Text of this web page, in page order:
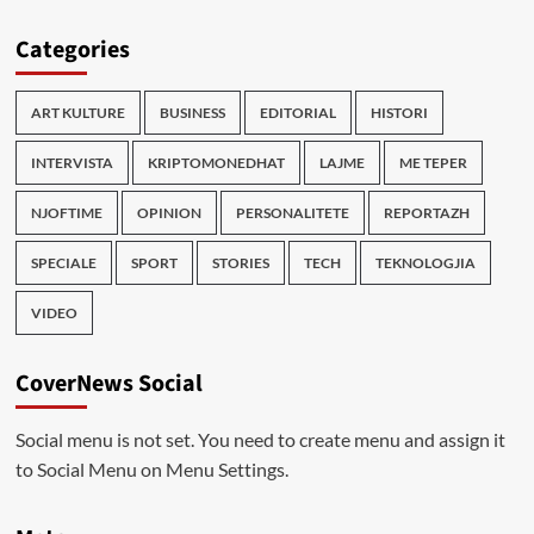
Categories
ART KULTURE BUSINESS EDITORIAL HISTORI
INTERVISTA KRIPTOMONEDHAT LAJME ME TEPER
NJOFTIME OPINION PERSONALITETE REPORTAZH
SPECIALE SPORT STORIES TECH TEKNOLOGJIA
VIDEO
CoverNews Social
Social menu is not set. You need to create menu and assign it
to Social Menu on Menu Settings.